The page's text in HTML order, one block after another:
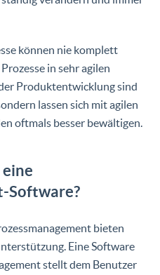
können nie komplett
in sehr agilen
Produktentwicklung sind
lassen sich mit agilen
oftmals besser bewältigen.
Software?
bieten
Eine Software
stellt dem Benutzer